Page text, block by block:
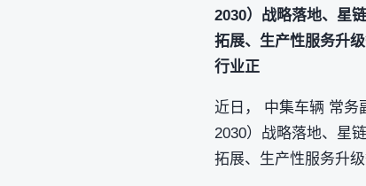
2030）战略落地、星
拓展、生产性服务升
行业正
近日， 中集车辆 常务
2030）战略落地、星
拓展、生产性服务升